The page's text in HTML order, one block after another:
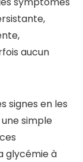
aucun
signes en les
simple
glycémie à